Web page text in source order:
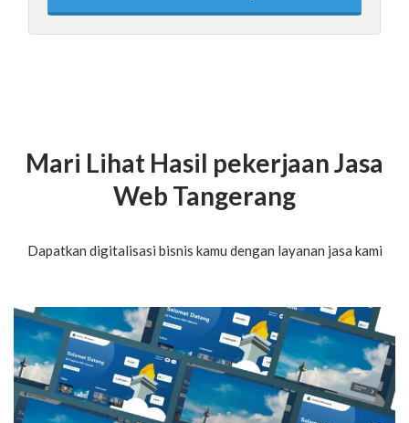
Mari Lihat Hasil pekerjaan Jasa
Web Tangerang
Dapatkan digitalisasi bisnis kamu dengan layanan jasa kami